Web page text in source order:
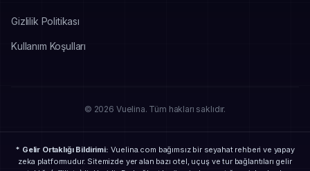
Gizlilik Politikası
Kullanım Koşulları
© 2026 Vuelina. Tüm hakları saklıdır.
* Gelir Ortaklığı Bildirimi: Vuelina.com bağımsız bir seyahat rehberi ve yapay
zeka platformudur. Sitemizde yer alan bazı otel, uçuş ve tur bağlantıları gelir